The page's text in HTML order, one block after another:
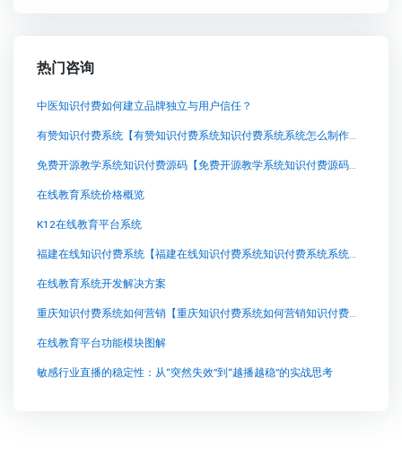
热门咨询
中医知识付费如何建立品牌独立与用户信任？
有赞知识付费系统【有赞知识付费系统知识付费系统系统怎么制作，知识付费系统搭建使用教程】
免费开源教学系统知识付费源码【免费开源教学系统知识付费源码知识付费系统系统怎么制作，知识付费系统搭建使用教程】
在线教育系统价格概览
K12在线教育平台系统
福建在线知识付费系统【福建在线知识付费系统知识付费系统系统怎么制作，知识付费系统搭建使用教程】
在线教育系统开发解决方案
重庆知识付费系统如何营销【重庆知识付费系统如何营销知识付费系统系统怎么制作，知识付费系统搭建使用教程】
在线教育平台功能模块图解
敏感行业直播的稳定性：从“突然失效”到“越播越稳”的实战思考